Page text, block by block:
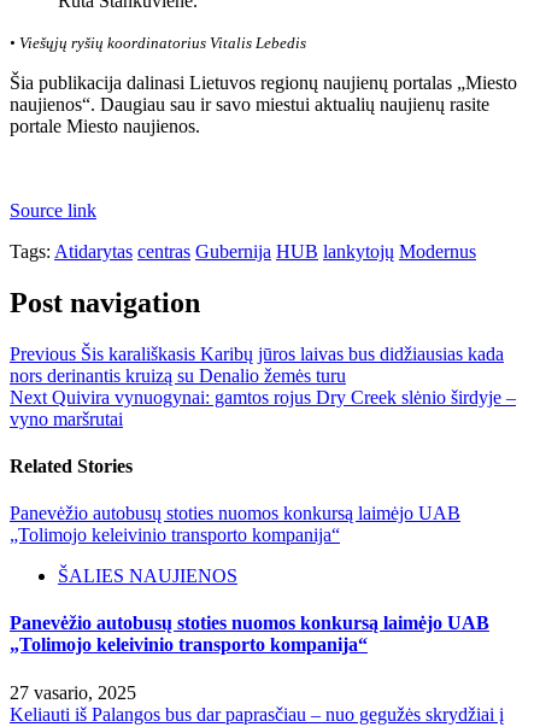
• Viešųjų ryšių koordinatorius Vitalis Lebedis
Šia publikacija dalinasi Lietuvos regionų naujienų portalas „Miesto
naujienos“. Daugiau sau ir savo miestui aktualių naujienų rasite
portale Miesto naujienos.
Source link
Tags: Atidarytas centras Gubernija HUB lankytojų Modernus
Post navigation
Previous Šis karališkasis Karibų jūros laivas bus didžiausias kada
nors derinantis kruizą su Denalio žemės turu
Next Quivira vynuogynai: gamtos rojus Dry Creek slėnio širdyje –
vyno maršrutai
Related Stories
Panevėžio autobusų stoties nuomos konkursą laimėjo UAB
„Tolimojo keleivinio transporto kompanija“
ŠALIES NAUJIENOS
Panevėžio autobusų stoties nuomos konkursą laimėjo UAB
„Tolimojo keleivinio transporto kompanija“
27 vasario, 2025
Keliauti iš Palangos bus dar paprasčiau – nuo gegužės skrydžiai į